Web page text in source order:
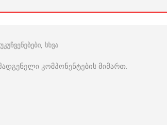
, სხვა
კომპონენტების მიმართ.